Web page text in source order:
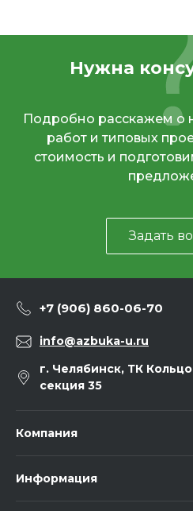
Нужна
Подробно расскажем о
работ и типовых
стоимость и
Задать
+7 (906) 860-06-70
info@azbuka-u.ru
г. Челябинск, ТК
секция 35
Компания
Информация